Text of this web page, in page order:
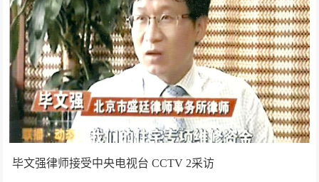
毕文强律师接受中央电视台 CCTV 2采访